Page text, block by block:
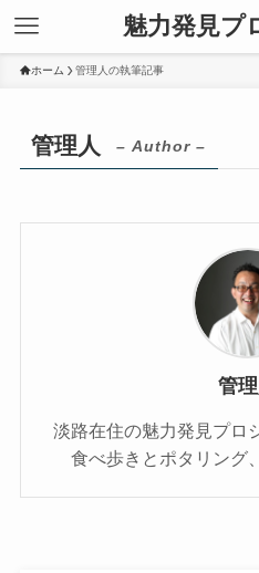
魅力発見プ
ホーム 管理人の執筆記事
管理人 – Author –
管
淡路在住の魅力発見プロ
食べ歩きとポタリング